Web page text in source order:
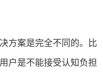
方案是完全不同的。比
户是不能接受认知负担